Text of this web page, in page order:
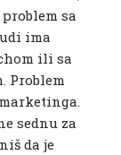
sa
ima
ili sa
Problem
sednu za
da je